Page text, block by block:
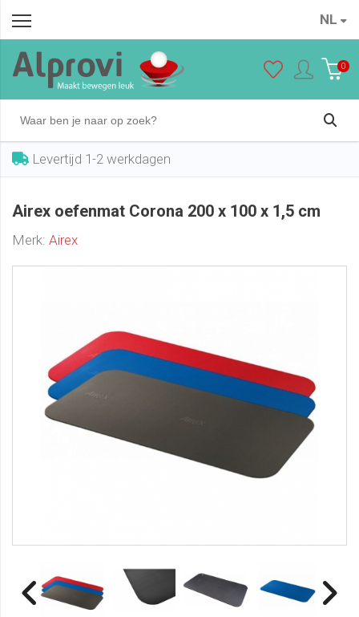
NL
0
Levertijd 1-2 werkdagen
Airex oefenmat Corona 200 x 100 x 1,5 cm
Merk: Airex
€ 174,95